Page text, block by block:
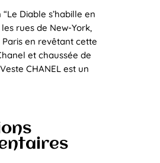
Diable s’habille en
rues de New-York,
en revêtant cette
et chaussée de
CHANEL est un